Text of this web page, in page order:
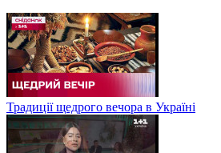
Традиції щедрого вечора в Україні